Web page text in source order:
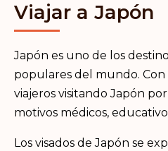
Viajar a Japón
Japón es uno de los
populares del mundo. Con
viajeros visitando Japón
motivos médicos,
Los visados de Japón se